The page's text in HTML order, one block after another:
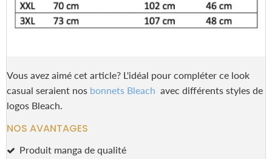
Vous avez aimé cet article? L'idéal pour compléter ce look
casual seraient nos bonnets Bleach avec différents styles de
logos Bleach.
NOS AVANTAGES
Produit manga de qualité